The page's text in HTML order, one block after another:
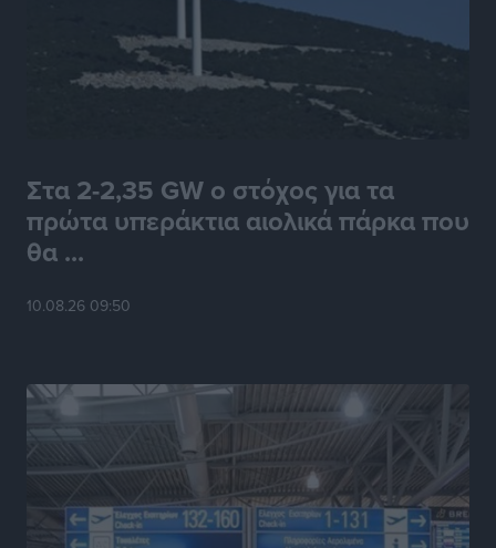
Στα 2-2,35 GW ο στόχος για τα
πρώτα υπεράκτια αιολικά πάρκα που
θα ...
10.08.26 09:50